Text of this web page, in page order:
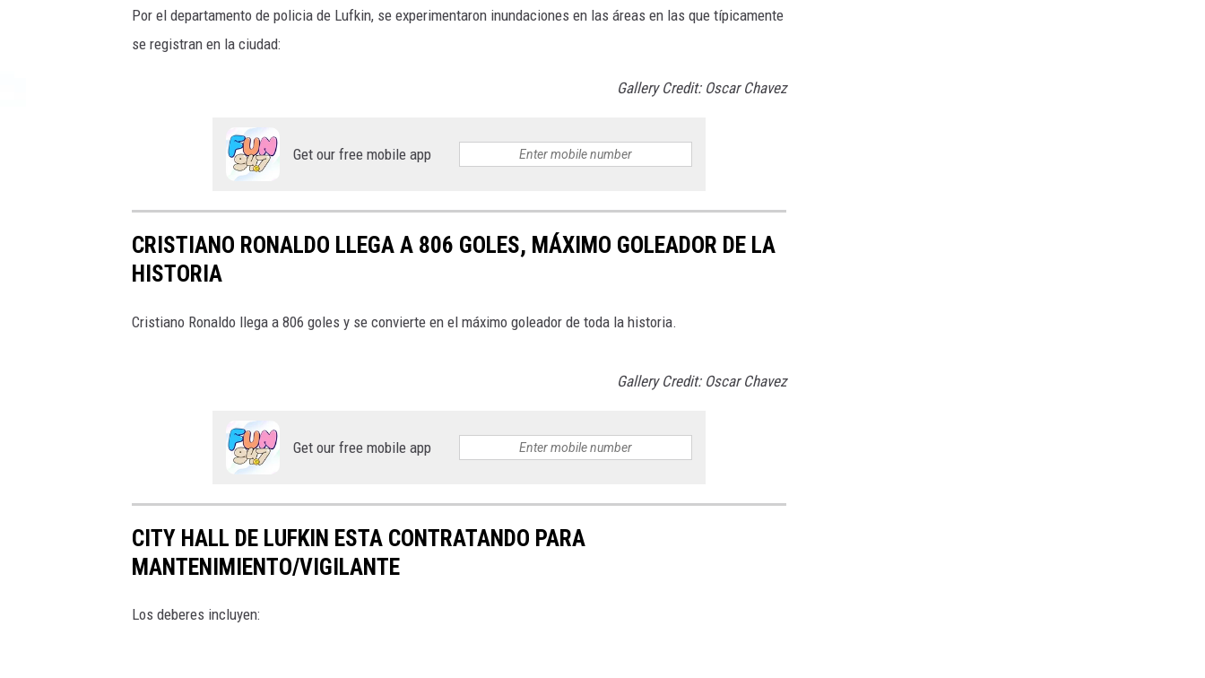
Por el departamento de policia de Lufkin, se experimentaron inundaciones en las áreas en las que típicamente
se registran en la ciudad:
Gallery Credit: Oscar Chavez
Get our free mobile app
CRISTIANO RONALDO LLEGA A 806 GOLES, MÁXIMO GOLEADOR DE LA
HISTORIA
Cristiano Ronaldo llega a 806 goles y se convierte en el máximo goleador de toda la historia.
Gallery Credit: Oscar Chavez
Get our free mobile app
CITY HALL DE LUFKIN ESTA CONTRATANDO PARA
MANTENIMIENTO/VIGILANTE
Los deberes incluyen: